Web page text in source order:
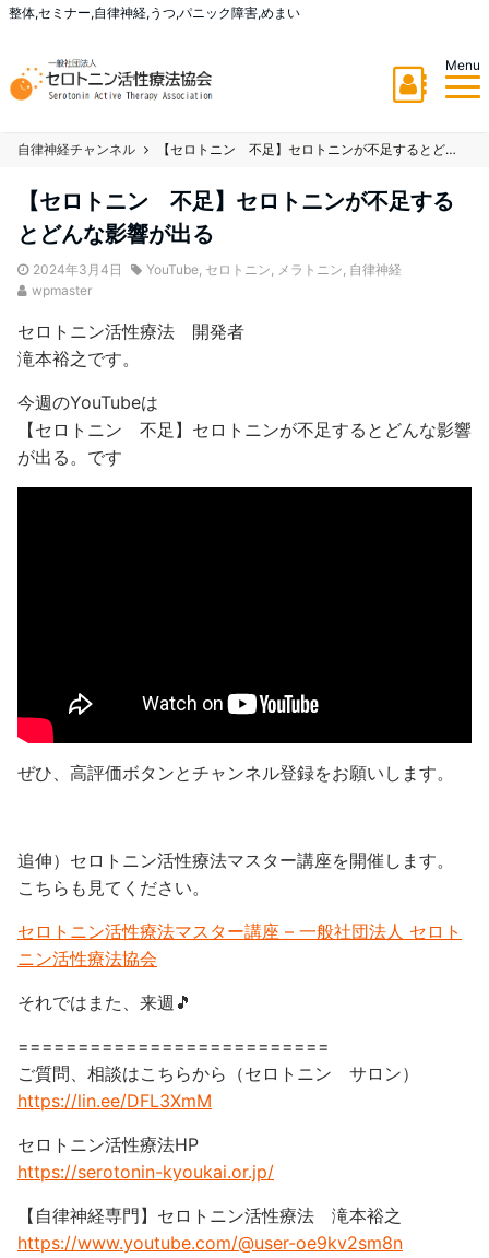
整体,セミナー,自律神経,うつ,パニック障害,めまい
Menu
自律神経チャンネル 【セロトニン 不足】セロトニンが不足するとどんな影響が出る
【セロトニン 不足】セロトニンが不足する
とどんな影響が出る
2024年3月4日 YouTube, セロトニン, メラトニン, 自律神経
wpmaster
セロトニン活性療法 開発者
滝本裕之です。
今週のYouTubeは
【セロトニン 不足】セロトニンが不足するとどんな影響
が出る。です
ぜひ、高評価ボタンとチャンネル登録をお願いします。
追伸）セロトニン活性療法マスター講座を開催します。
こちらも見てください。
セロトニン活性療法マスター講座 – 一般社団法人 セロト
ニン活性療法協会
それではまた、来週🎵
==========================
ご質問、相談はこちらから（セロトニン サロン）
https://lin.ee/DFL3XmM
セロトニン活性療法HP
https://serotonin-kyoukai.or.jp/
【自律神経専門】セロトニン活性療法 滝本裕之
https://www.youtube.com/@user-oe9kv2sm8n